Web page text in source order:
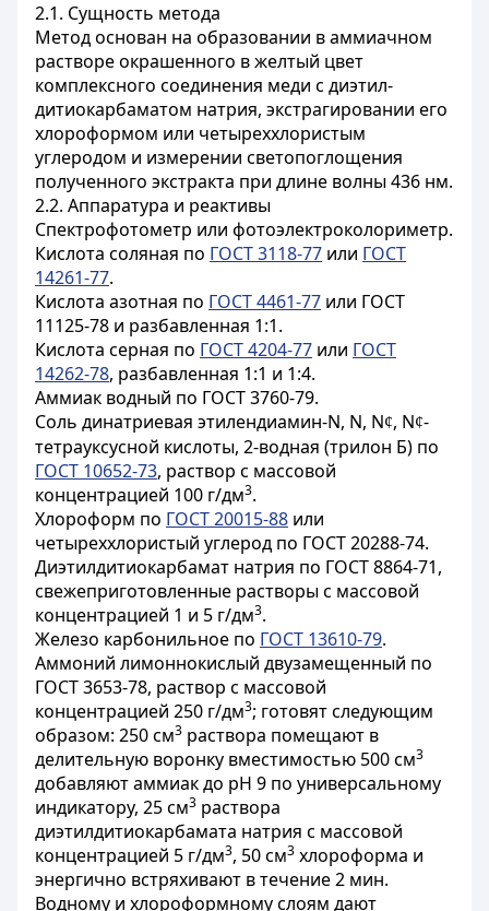
2.1. Сущность метода
Метод основан на образовании в аммиачном
растворе окрашенного в желтый цвет
комплексного соединения меди с диэтил-
дитиокарбаматом натрия, экстрагировании его
хлороформом или четыреххлористым
углеродом и измерении светопоглощения
полученного экстракта при длине волны 436 нм.
2.2. Аппаратура и реактивы
Спектрофотометр или фотоэлектроколориметр.
Кислота соляная по ГОСТ 3118-77 или ГОСТ
14261-77.
Кислота азотная по ГОСТ 4461-77 или ГОСТ
11125-78 и разбавленная 1:1.
Кислота серная по ГОСТ 4204-77 или ГОСТ
14262-78, разбавленная 1:1 и 1:4.
Аммиак водный по ГОСТ 3760-79.
Соль динатриевая этилендиамин-N, N, N¢, N¢-
тетрауксусной кислоты, 2-водная (трилон Б) по
ГОСТ 10652-73, раствор с массовой
концентрацией 100 г/дм3.
Хлороформ по ГОСТ 20015-88 или
четыреххлористый углерод по ГОСТ 20288-74.
Диэтилдитиокарбамат натрия по ГОСТ 8864-71,
свежеприготовленные растворы с массовой
концентрацией 1 и 5 г/дм3.
Железо карбонильное по ГОСТ 13610-79.
Аммоний лимоннокислый двузамещенный по
ГОСТ 3653-78, раствор с массовой
концентрацией 250 г/дм3; готовят следующим
образом: 250 см3 раствора помещают в
делительную воронку вместимостью 500 см3
добавляют аммиак до рН 9 по универсальному
индикатору, 25 см3 раствора
диэтилдитиокарбамата натрия с массовой
концентрацией 5 г/дм3, 50 см3 хлороформа и
энергично встряхивают в течение 2 мин.
Водному и хлороформному слоям дают